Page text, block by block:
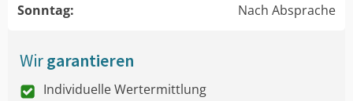
Sonntag:
Nach Absprache
Wirgarantieren
Individuelle Wertermittlung